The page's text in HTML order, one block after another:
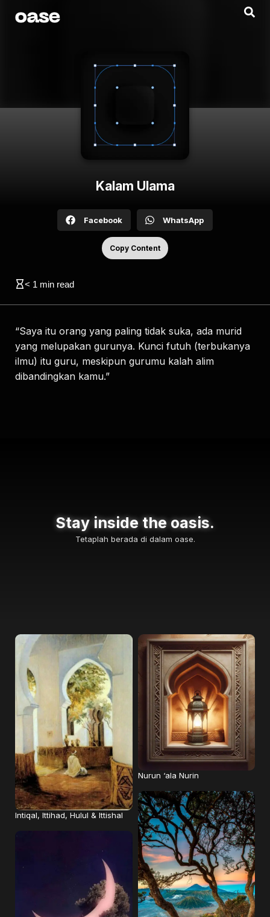
Kalam Ulama
Facebook WhatsApp
Copy Content
< 1 min read
“Saya itu orang yang paling tidak suka, ada murid
yang melupakan gurunya. Kunci futuh (terbukanya
ilmu) itu guru, meskipun gurumu kalah alim
dibandingkan kamu.”
Stay inside the oasis.
Tetaplah berada di dalam oase.
Intiqal, Ittihad, Hulul & Ittishal
Nurun ‘ala Nurin